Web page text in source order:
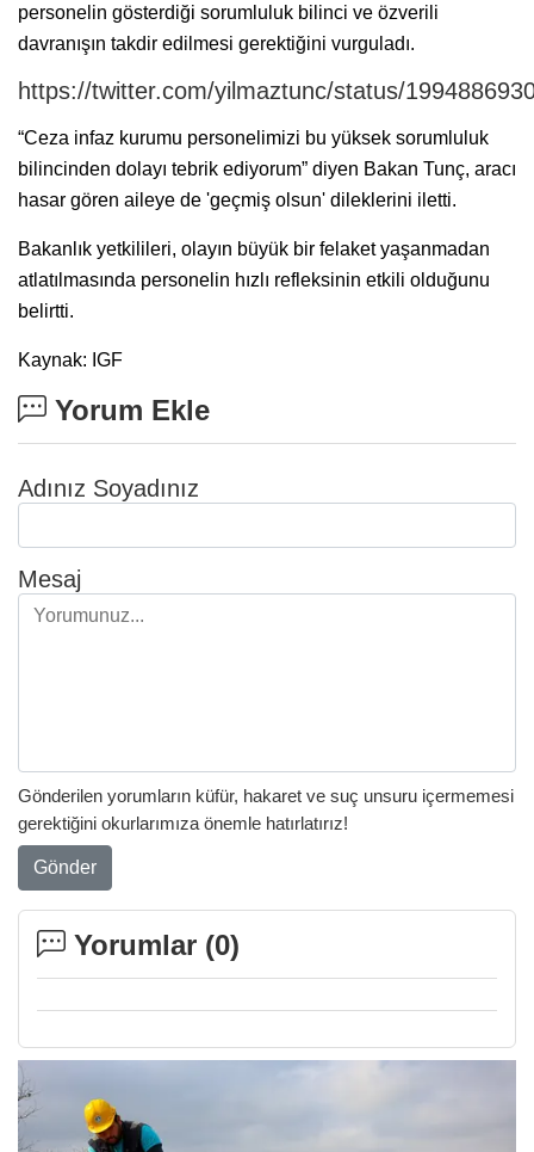
personelin gösterdiği sorumluluk bilinci ve özverili
davranışın takdir edilmesi gerektiğini vurguladı.
https://twitter.com/yilmaztunc/status/
“Ceza infaz kurumu personelimizi bu yüksek sorumluluk
bilincinden dolayı tebrik ediyorum” diyen Bakan Tunç, aracı
hasar gören aileye de 'geçmiş olsun' dileklerini iletti.
Bakanlık yetkilileri, olayın büyük bir felaket yaşanmadan
atlatılmasında personelin hızlı refleksinin etkili olduğunu
belirtti.
Kaynak: IGF
Yorum Ekle
Adınız Soyadınız
Mesaj
Gönderilen yorumların küfür, hakaret ve suç unsuru içermemesi
gerektiğini okurlarımıza önemle hatırlatırız!
Gönder
Yorumlar (0)